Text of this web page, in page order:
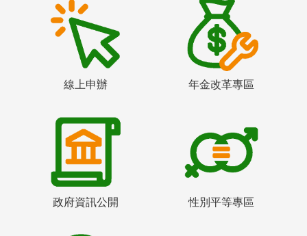
線上申辦 年金改革專區
政府資訊公開 性別平等專區